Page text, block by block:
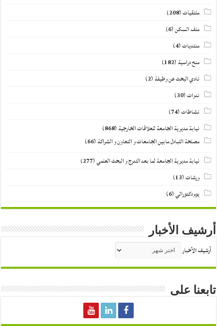
ملتقيات(208)
ملف السكن(6)
منتديات(4)
منح دراسية (182)
نادي البحث عن وظيفة (2)
ندوات(30)
نشاطات(74)
نيابة مديرية الجامعة للعلاقات الخارجية (868)
مصلحة التبادل مابين الجامعات و التعاون و الشراكة (66)
نيابة مديرية الجامعة لما بعد التدرج و البحث العلمي(277)
ورشات(13)
يوم دكتورالي(6)
أرشيف الأخبار
أرشيف الأخبار
تابعنا على